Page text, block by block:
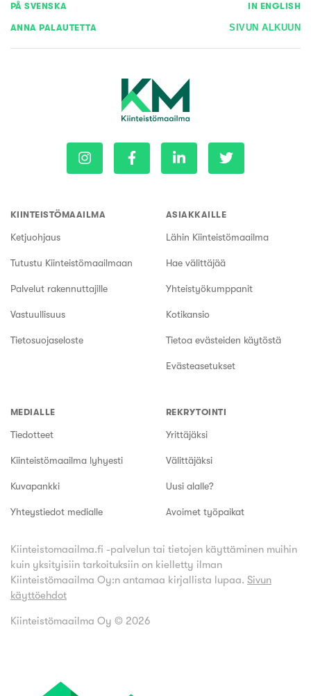
PÅ SVENSKA IN ENGLISH
ANNA PALAUTETTA SIVUN ALKUUN
KIINTEISTÖMAAILMA
Ketjuohjaus
Tutustu Kiinteistömaailmaan
Palvelut rakennuttajille
Vastuullisuus
Tietosuojaseloste
ASIAKKAILLE
Lähin Kiinteistömaailma
Hae välittäjää
Yhteistyökumppanit
Kotikansio
Tietoa evästeiden käytöstä
Evästeasetukset
MEDIALLE
Tiedotteet
Kiinteistömaailma lyhyesti
Kuvapankki
Yhteystiedot medialle
REKRYTOINTI
Yrittäjäksi
Välittäjäksi
Uusi alalle?
Avoimet työpaikat
Kiinteistomaailma.fi -palvelun tai tietojen käyttäminen muihin
kuin yksityisiin tarkoituksiin on kielletty ilman
Kiinteistömaailma Oy:n antamaa kirjallista lupaa. Sivun
käyttöehdot
Kiinteistömaailma Oy © 2026